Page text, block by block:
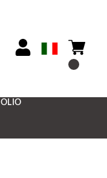
OLIO